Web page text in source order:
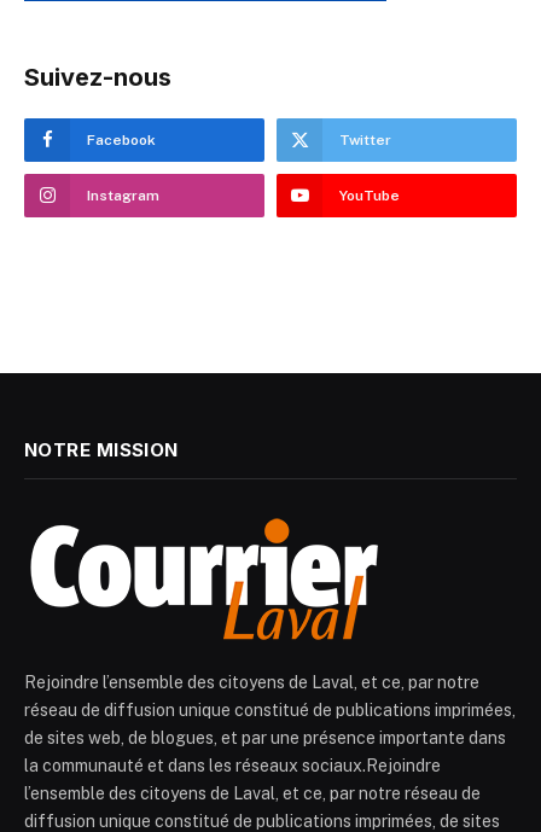
Suivez-nous
Facebook Twitter
Instagram YouTube
NOTRE MISSION
Rejoindre l’ensemble des citoyens de Laval, et ce, par notre
réseau de diffusion unique constitué de publications imprimées,
de sites web, de blogues, et par une présence importante dans
la communauté et dans les réseaux sociaux.Rejoindre
l’ensemble des citoyens de Laval, et ce, par notre réseau de
diffusion unique constitué de publications imprimées, de sites